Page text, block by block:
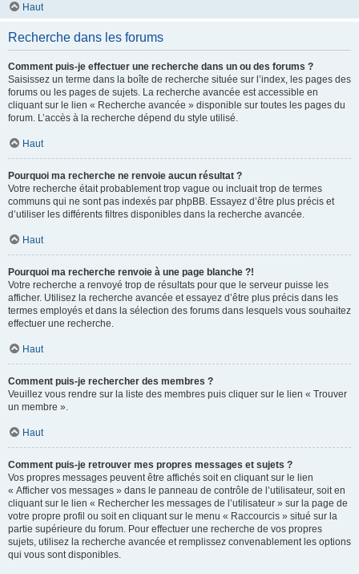
Haut
Recherche dans les forums
Comment puis-je effectuer une recherche dans un ou des forums ?
Saisissez un terme dans la boîte de recherche située sur l’index, les pages des
forums ou les pages de sujets. La recherche avancée est accessible en
cliquant sur le lien « Recherche avancée » disponible sur toutes les pages du
forum. L’accès à la recherche dépend du style utilisé.
Haut
Pourquoi ma recherche ne renvoie aucun résultat ?
Votre recherche était probablement trop vague ou incluait trop de termes
communs qui ne sont pas indexés par phpBB. Essayez d’être plus précis et
d’utiliser les différents filtres disponibles dans la recherche avancée.
Haut
Pourquoi ma recherche renvoie à une page blanche ?!
Votre recherche a renvoyé trop de résultats pour que le serveur puisse les
afficher. Utilisez la recherche avancée et essayez d’être plus précis dans les
termes employés et dans la sélection des forums dans lesquels vous souhaitez
effectuer une recherche.
Haut
Comment puis-je rechercher des membres ?
Veuillez vous rendre sur la liste des membres puis cliquer sur le lien « Trouver
un membre ».
Haut
Comment puis-je retrouver mes propres messages et sujets ?
Vos propres messages peuvent être affichés soit en cliquant sur le lien
« Afficher vos messages » dans le panneau de contrôle de l’utilisateur, soit en
cliquant sur le lien « Rechercher les messages de l’utilisateur » sur la page de
votre propre profil ou soit en cliquant sur le menu « Raccourcis » situé sur la
partie supérieure du forum. Pour effectuer une recherche de vos propres
sujets, utilisez la recherche avancée et remplissez convenablement les options
qui vous sont disponibles.